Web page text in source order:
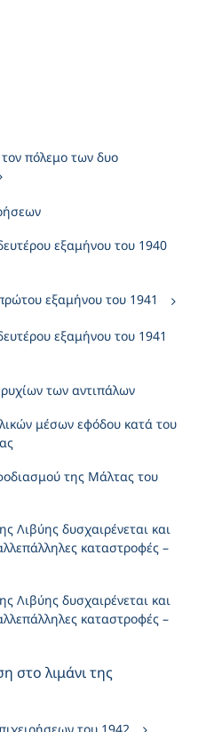
πόλεμο των δυο
εξαμήνου του 1940
εξαμήνου του 1941
εξαμήνου του 1941
των αντιπάλων
μέσων εφόδου κατά του
της Μάλτας του
Λιβύης δυσχαιρένεται και
καταστροφές –
Λιβύης δυσχαιρένεται και
καταστροφές –
στο λιμάνι της